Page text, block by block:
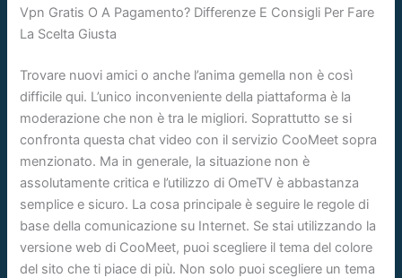
Vpn Gratis O A Pagamento? Differenze E Consigli Per Fare
La Scelta Giusta
Trovare nuovi amici o anche l’anima gemella non è così
difficile qui. L’unico inconveniente della piattaforma è la
moderazione che non è tra le migliori. Soprattutto se si
confronta questa chat video con il servizio CooMeet sopra
menzionato. Ma in generale, la situazione non è
assolutamente critica e l’utilizzo di OmeTV è abbastanza
semplice e sicuro. La cosa principale è seguire le regole di
base della comunicazione su Internet. Se stai utilizzando la
versione web di CooMeet, puoi scegliere il tema del colore
del sito che ti piace di più. Non solo puoi scegliere un tema